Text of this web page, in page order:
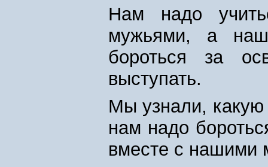
Нам надо
мужьями, а
бороться за
выступать.
Мы узнали, какую
нам надо
вместе с нашими